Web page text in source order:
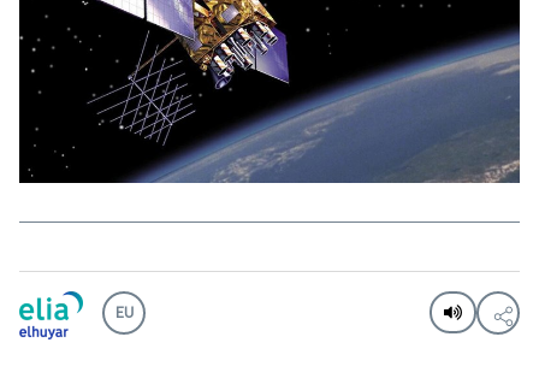
EU